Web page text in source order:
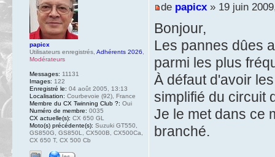
de papicx» 19 juin
Bonjour,
Les pannes dûes
parmi les plus
À défaut d'avoir
simplifié du circuit
Je le met dans ce
branché.
papicx
Utilisateurs enregistrés Adhérents 2026
Modérateurs
Messages: 11131
Images: 122
Enregistré le: 04 août 2005, 13:13
Localisation: Courbevoie (92), France
Membre du CX Twinning Club ?: Oui
Numéro de membre: 0035
CX actuelle(s): CX 650 GL
Moto(s) précédente(s): Suzuki GT550,
GS850G, GS850L, CX500B, CX500Ca,
CX 650 T, CX 500 Cb